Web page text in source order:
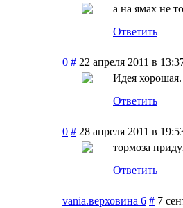
а на ямах не
Ответить
0 # 22 апреля 2011 в
Идея
Ответить
0 # 28 апреля 2011 в
тормоза
Ответить
vania.верховина 6 # 7